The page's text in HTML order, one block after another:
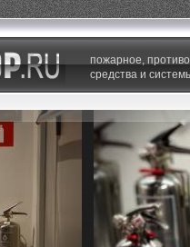
пожарное,
средства и